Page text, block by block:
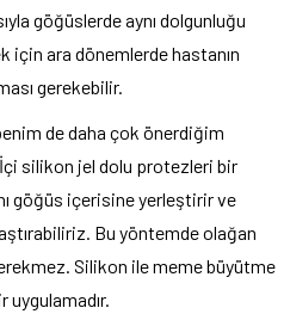
göğüslerde aynı dolgunluğu
için ara dönemlerde hastanın
gerekebilir.
de daha çok önerdiğim
silikon jel dolu protezleri bir
göğüs içerisine yerleştirir ve
Bu yöntemde olağan
Silikon ile meme büyütme
uygulamadır.